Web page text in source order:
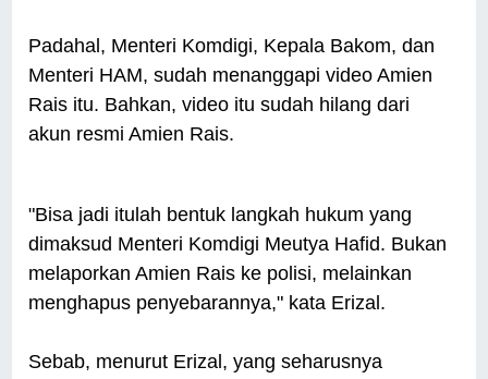
Padahal, Menteri Komdigi, Kepala Bakom, dan
Menteri HAM, sudah menanggapi video Amien
Rais itu. Bahkan, video itu sudah hilang dari
akun resmi Amien Rais.
"Bisa jadi itulah bentuk langkah hukum yang
dimaksud Menteri Komdigi Meutya Hafid. Bukan
melaporkan Amien Rais ke polisi, melainkan
menghapus penyebarannya," kata Erizal.
Sebab, menurut Erizal, yang seharusnya